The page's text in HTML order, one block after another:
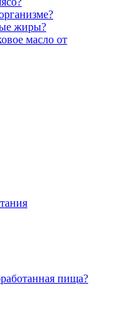
жиры?
масло от
пища?